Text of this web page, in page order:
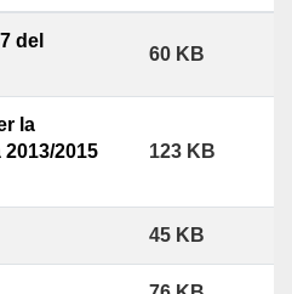
del
60 KB
la
2015
123 KB
45 KB